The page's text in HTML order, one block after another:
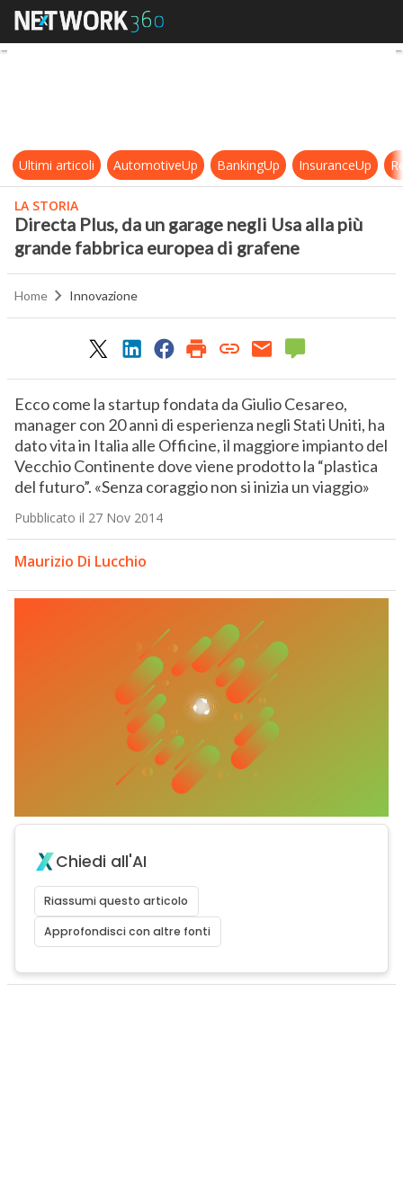
Directa Plus, da un garage negli
Ultimi articoli AutomotiveUp BankingUp InsuranceUp
LA STORIA
Directa Plus, da un garage negli Usa alla più
grande fabbrica europea di grafene
Home Innovazione
Ecco come la startup fondata da Giulio Cesareo,
manager con 20 anni di esperienza negli Stati Uniti, ha
dato vita in Italia alle Officine, il maggiore impianto del
Vecchio Continente dove viene prodotto la “plastica
del futuro”. «Senza coraggio non si inizia un viaggio»
Pubblicato il 27 Nov 2014
Maurizio Di Lucchio
Chiedi all'AI
Riassumi questo articolo
Approfondisci con altre fonti